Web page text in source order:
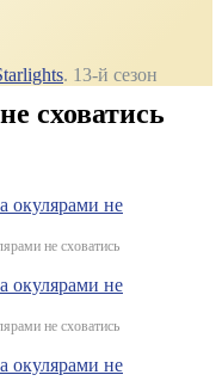
. 13‑й сезон
сховатись
не сховатись
не сховатись